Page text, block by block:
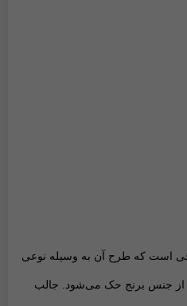
است که طرح آن به وسیله نوعی
جنس برنج حک می‌شود. جالب